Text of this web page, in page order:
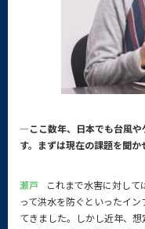
—ここ数年、日本でも台風や
す。まずは現在の課題を聞か
瀬戸
これまで水害に対し
って洪水を防ぐといったイ
てきました。しかし近年、